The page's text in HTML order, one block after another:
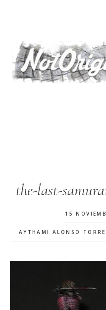
principal
the-last-
15
AYTHAMI ALONSO